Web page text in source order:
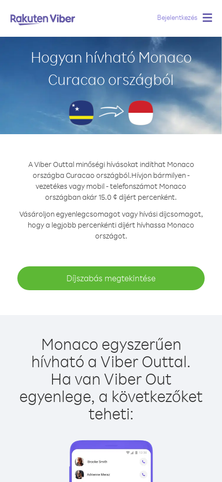
Bejelentkezés
Hogyan hívható Monaco
Curacao országból
A Viber Outtal minőségi hívásokat indíthat Monaco
országba Curacao országból.Hívjon bármilyen -
vezetékes vagy mobil - telefonszámot Monaco
országban akár 15.0 ¢ díjért percenként.
Vásároljon egyenlegcsomagot vagy hívási díjcsomagot,
hogy a legjobb percenkénti díjért hívhassa Monaco
országot.
Díjszabás megtekintése
Monaco egyszerűen
hívható a Viber Outtal.
Ha van Viber Out
egyenlege, a következőket
teheti: